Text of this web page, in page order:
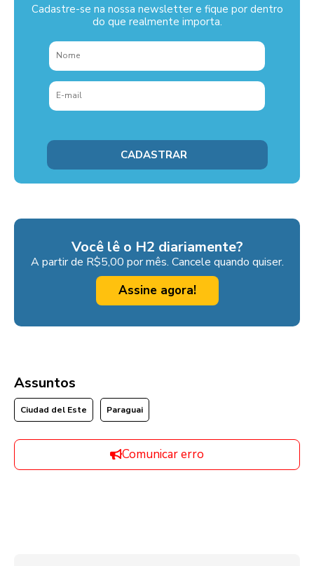
Cadastre-se na nossa newsletter e fique por dentro
do que realmente importa.
Você lê o H2 diariamente?
A partir de R$5,00 por mês. Cancele quando quiser.
Assine agora!
Assuntos
Ciudad del Este Paraguai
Comunicar erro